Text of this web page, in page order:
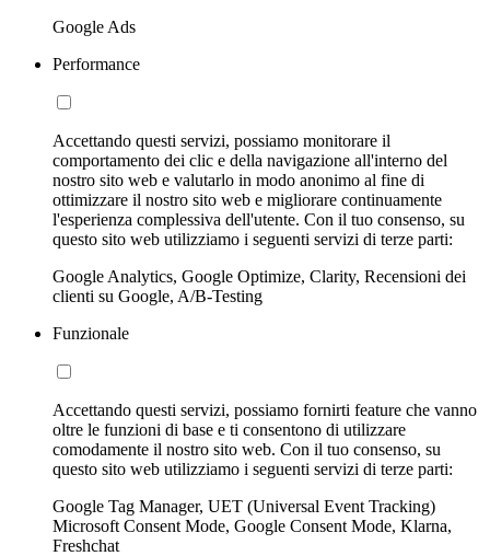
Google Ads
Performance
Accettando questi servizi, possiamo monitorare il
comportamento dei clic e della navigazione all'interno del
nostro sito web e valutarlo in modo anonimo al fine di
ottimizzare il nostro sito web e migliorare continuamente
l'esperienza complessiva dell'utente. Con il tuo consenso, su
questo sito web utilizziamo i seguenti servizi di terze parti:
Google Analytics, Google Optimize, Clarity, Recensioni dei
clienti su Google, A/B-Testing
Funzionale
Accettando questi servizi, possiamo fornirti feature che vanno
oltre le funzioni di base e ti consentono di utilizzare
comodamente il nostro sito web. Con il tuo consenso, su
questo sito web utilizziamo i seguenti servizi di terze parti:
Google Tag Manager, UET (Universal Event Tracking)
Microsoft Consent Mode, Google Consent Mode, Klarna,
Freshchat